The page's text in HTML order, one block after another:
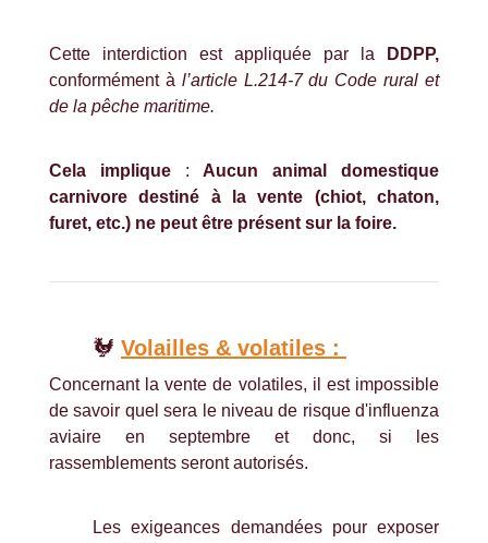
Cette interdiction est appliquée par la
DDPP,
conformément à l’article L.214-7 du Code rural et
de la pêche maritime.
Cela implique : Aucun animal domestique
carnivore destiné à la vente (chiot, chaton,
furet, etc.) ne peut être présent sur la foire.
🐓 Volailles & volatiles :
Concernant la vente de volatiles, il est impossible
de savoir quel sera le niveau de risque d'influenza
aviaire en septembre et donc, si les
rassemblements seront autorisés.
Les exigeances demandées pour exposer